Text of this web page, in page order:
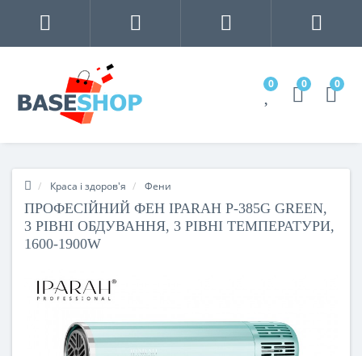
0 0 0
Краса і здоров'я Фени
ПРОФЕСІЙНИЙ ФЕН IPARAH P-385G GREEN,
3 РІВНІ ОБДУВАННЯ, 3 РІВНІ ТЕМПЕРАТУРИ,
1600-1900W